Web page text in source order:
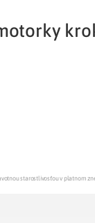
starostlivosťou v platnom